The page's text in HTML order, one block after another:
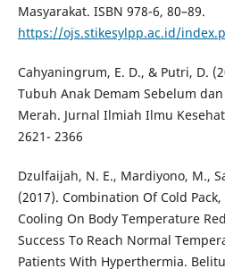
Masyarakat. ISBN 978-6, 80–89.
https://ojs.stikesylpp.ac.id/
Cahyaningrum, E. D., & Putri, D.
Tubuh Anak Demam Sebelum
Merah. Jurnal Ilmiah Ilmu
2621- 2366
Dzulfaijah, N. E., Mardiyono, M.,
(2017). Combination Of Cold
Cooling On Body Temperature
Success To Reach Normal
Patients With Hyperthermia.